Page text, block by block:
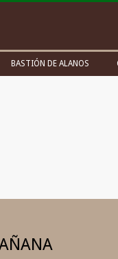
BASTIÓN DE ALANOS